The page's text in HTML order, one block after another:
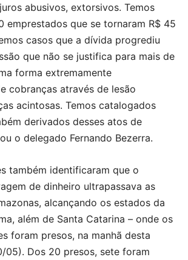
abusivos, extorsivos. Temos
emprestados que se tornaram R$ 45
casos que a dívida progrediu
que não se justifica para mais de
forma extremamente
cobranças através de lesão
acintosas. Temos catalogados
derivados desses atos de
o delegado Fernando Bezerra.
também identificaram que o
de dinheiro ultrapassava as
alcançando os estados da
além de Santa Catarina – onde os
foram presos, na manhã desta
05). Dos 20 presos, sete foram